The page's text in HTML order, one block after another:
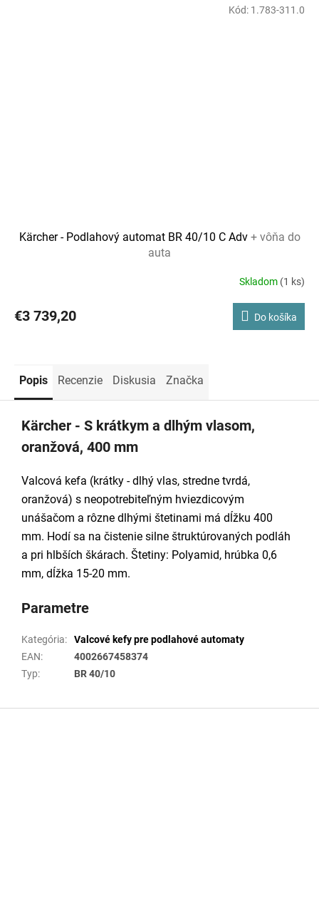
Kärcher - Podlahový automat BR 40/10 C Adv + vôňa do
auta
Skladom (1 ks)
€3 739,20 Do košíka
Kód: 1.783-311.0
Popis Recenzie Diskusia Značka
Kärcher - S krátkym a dlhým vlasom,
oranžová, 400 mm
Valcová kefa (krátky - dlhý vlas, stredne tvrdá,
oranžová) s neopotrebiteľným hviezdicovým
unášačom a rôzne dlhými štetinami má dĺžku 400
mm. Hodí sa na čistenie silne štruktúrovaných podláh
a pri hlbších škárach. Štetiny: Polyamid, hrúbka 0,6
mm, dĺžka 15-20 mm.
Parametre
Kategória:
Valcové kefy pre podlahové automaty
EAN:
4002667458374
Typ: BR 40/10